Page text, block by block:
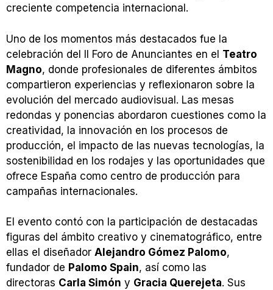
creciente competencia internacional.
Uno de los momentos más destacados fue la
celebración del II Foro de Anunciantes en el Teatro
Magno, donde profesionales de diferentes ámbitos
compartieron experiencias y reflexionaron sobre la
evolución del mercado audiovisual. Las mesas
redondas y ponencias abordaron cuestiones como la
creatividad, la innovación en los procesos de
producción, el impacto de las nuevas tecnologías, la
sostenibilidad en los rodajes y las oportunidades que
ofrece España como centro de producción para
campañas internacionales.
El evento contó con la participación de destacadas
figuras del ámbito creativo y cinematográfico, entre
ellas el diseñador Alejandro Gómez Palomo,
fundador de Palomo Spain, así como las
directoras Carla Simón y Gracia Querejeta. Sus